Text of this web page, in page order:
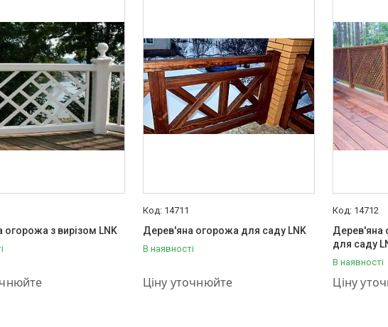
огорожа з вирізом LNK
03-55
14711
Дерев'яна огорожа для саду LNK
В наявності
Ціну уточнюйте
+380 (95) 001-03-55
14712
Дерев'яна
для саду
В наявності
Ціну
+380 (95)